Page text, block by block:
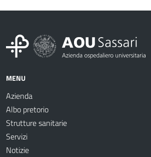
MENU
Azienda
Albo pretorio
Strutture sanitarie
Servizi
Notizie